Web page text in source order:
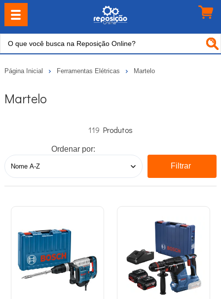
Página Inicial Ferramentas Elétricas Martelo
Martelo
119
Ordenar por:
Filtrar